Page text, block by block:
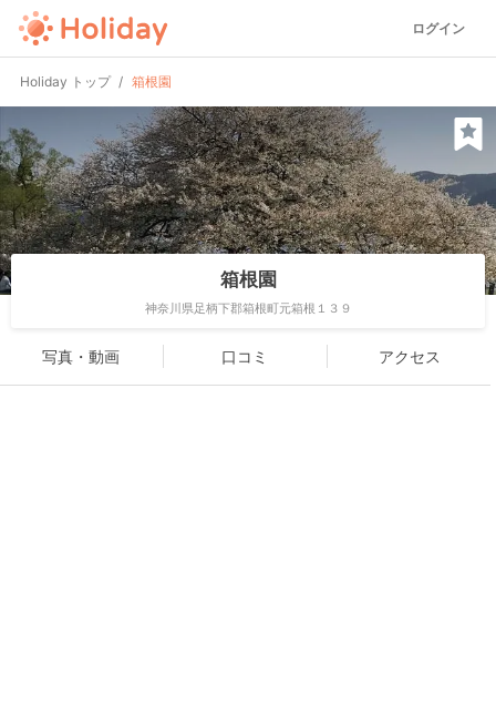
ログイン
Holiday トップ 箱根園
箱根園
神奈川県足柄下郡箱根町元箱根１３９
写真・動画 口コミ アクセス